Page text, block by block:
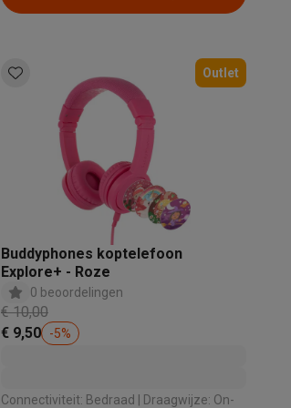
Outlet
Buddyphones koptelefoon
Explore+ - Roze
0 beoordelingen
€ 10,00
€ 9,50
-5%
Connectiviteit: Bedraad | Draagwijze: On-